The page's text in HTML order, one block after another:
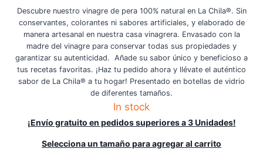
precios:
desde
$25,650
hasta
$46,800
Descubre nuestro vinagre de pera 100% natural en La Chila®. Sin
conservantes, colorantes ni sabores artificiales, y elaborado de
manera artesanal en nuestra casa vinagrera. Envasado con la
madre del vinagre para conservar todas sus propiedades y
garantizar su autenticidad. Añade su sabor único y beneficioso a
tus recetas favoritas. ¡Haz tu pedido ahora y llévate el auténtico
sabor de La Chila® a tu hogar! Presentado en botellas de vidrio
de diferentes tamaños.
In stock
¡Envío gratuito en pedidos superiores a 3 Unidades!
Selecciona un tamaño para agregar al carrito